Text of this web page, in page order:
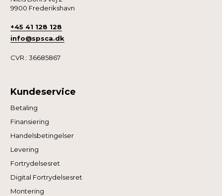
9900 Frederikshavn
+45 41 128 128
info@spsca.dk
CVR.: 36685867
Kundeservice
Betaling
Finansiering
Handelsbetingelser
Levering
Fortrydelsesret
Digital Fortrydelsesret
Montering